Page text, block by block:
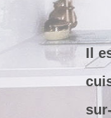
Il